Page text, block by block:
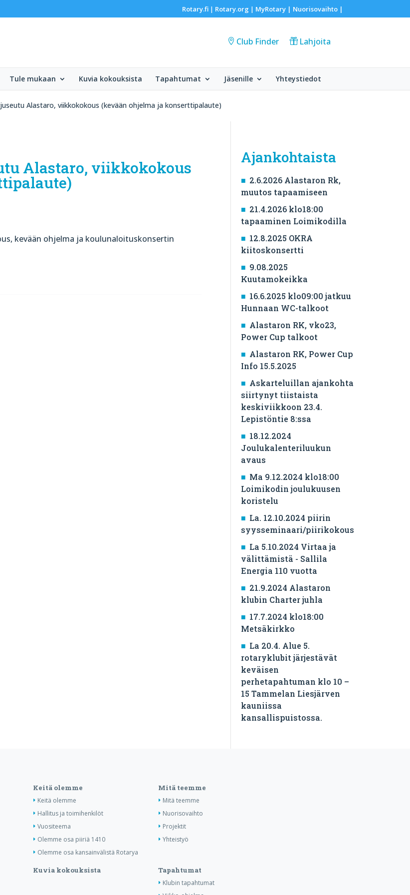
Rotary.fi| Rotary.org | MyRotary | Nuorisovaihto|
Club Finder Lahjoita
Tule mukaan Kuvia kokouksista Tapahtumat Jäsenille Yhteystiedot
Alastaro, viikkokokous (kevään ohjelma ja konserttipalaute)
Alastaro, viikkokokous
kevään ohjelma ja koulunaloituskonsertin
Ajankohtaista
2.6.2026 Alastaron Rk,
muutos tapaamiseen
21.4.2026 klo18:00
tapaaminen Loimikodilla
12.8.2025 OKRA
kiitoskonsertti
9.08.2025
Kuutamokeikka
16.6.2025 klo09:00 jatkuu
Hunnaan WC-talkoot
Alastaron RK, vko23,
Power Cup talkoot
Alastaron RK, Power Cup
Info 15.5.2025
Askarteluillan ajankohta
siirtynyt tiistaista
keskiviikkoon 23.4.
Lepistöntie 8:ssa
18.12.2024
Joulukalenteriluukun
avaus
Ma 9.12.2024 klo18:00
Loimikodin joulukuusen
koristelu
La. 12.10.2024 piirin
syysseminaari/piirikokous
La 5.10.2024 Virtaa ja
välittämistä - Sallila
Energia 110 vuotta
21.9.2024 Alastaron
klubin Charter juhla
17.7.2024 klo18:00
Metsäkirkko
La 20.4. Alue 5.
rotaryklubit järjestävät
keväisen
perhetapahtuman klo 10 –
15 Tammelan Liesjärven
kauniissa
kansallispuistossa.
Keitä olemme
Keitä olemme
Hallitus ja toimihenkilöt
Vuositeema
Olemme osa piiriä 1410
Olemme osa kansainvälistä Rotarya
Mitä teemme
Mitä teemme
Nuorisovaihto
Projektit
Yhteistyö
Kuvia kokouksista Tapahtumat
Klubin tapahtumat